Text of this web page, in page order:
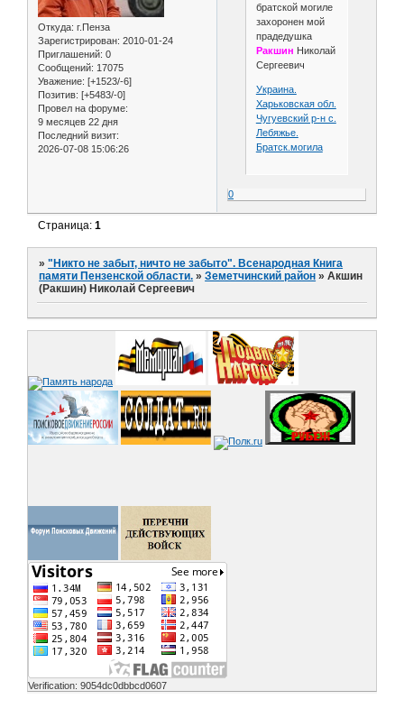
Откуда: г.Пенза
Зарегистрирован: 2010-01-24
Приглашений: 0
Сообщений: 17075
Уважение: [+1523/-6]
Позитив: [+5483/-0]
Провел на форуме:
9 месяцев 22 дня
Последний визит:
2026-07-08 15:06:26
братской могиле
захоронен мой
прадедушка
Ракшин Николай
Сергеевич
Украина.
Харьковская обл.
Чугуевский р-н с.
Лебяжье.
Братск.могила
0
Страница:1
»"Никто не забыт, ничто не забыто". Всенародная Книга
памяти Пензенской области. »Земетчинский район »Акшин
(Ракшин) Николай Сергеевич
Verification: 9054dc0dbbcd0607